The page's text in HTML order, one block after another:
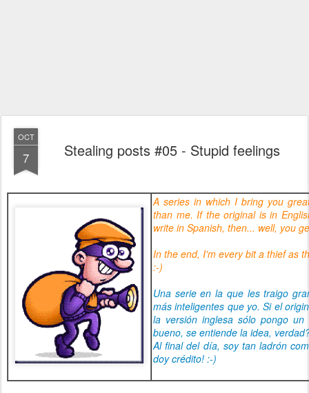
OCT
7 Stealing posts #05 - Stupid feelings
A series in which I bring you
than me.If the original is in
write in Spanish, then... well, you
In the end, I'm every bit a thief as
:-)
Una serie en la que les traigo
más inteligentes que yo.Si el
la versión inglesa sólo pongo
bueno, se entiende la idea,
Al final del día, soy tan ladrón
doy crédito! :-)